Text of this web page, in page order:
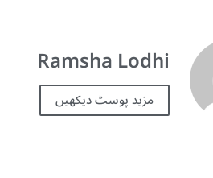
Ramsha Lodhi
مزید پوسٹ دیکھیں